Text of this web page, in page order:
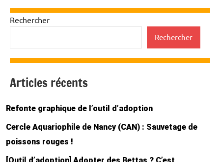
Rechercher
Rechercher
Articles récents
Refonte graphique de l’outil d’adoption
Cercle Aquariophile de Nancy (CAN) : Sauvetage de
poissons rouges !